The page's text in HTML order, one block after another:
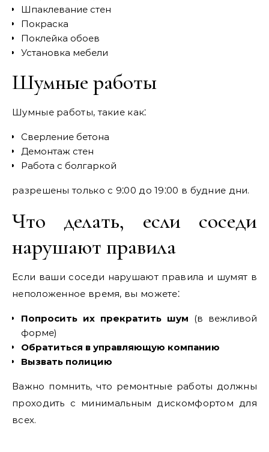
Шпаклевание стен
Покраска
Поклейка обоев
Установка мебели
Шумные работы
Шумные работы, такие как⁚
Сверление бетона
Демонтаж стен
Работа с болгаркой
разрешены только с 9⁚00 до 19⁚00 в будние дни.
Что делать, если соседи
нарушают правила
Если ваши соседи нарушают правила и шумят в
неположенное время, вы можете⁚
Попросить их прекратить шум (в вежливой
форме)
Обратиться в управляющую компанию
Вызвать полицию
Важно помнить, что ремонтные работы должны
проходить с минимальным дискомфортом для
всех.